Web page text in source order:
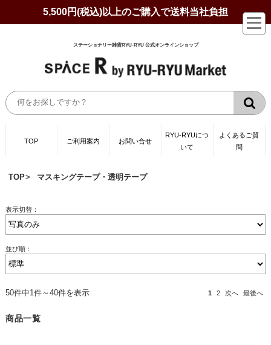
5,500円(税込)以上のご購入で送料当社負担
ステーショナリー雑貨RYU-RYU 公式オンラインショップ
TOP ご利用案内 お問い合せ
RYU-RYUにつ
いて
よくあるご質
問
TOP マスキングテープ・透明テープ
表示切替：
並び順：
50件中1件～40件を表示 1 2 次へ 最後へ
商品一覧